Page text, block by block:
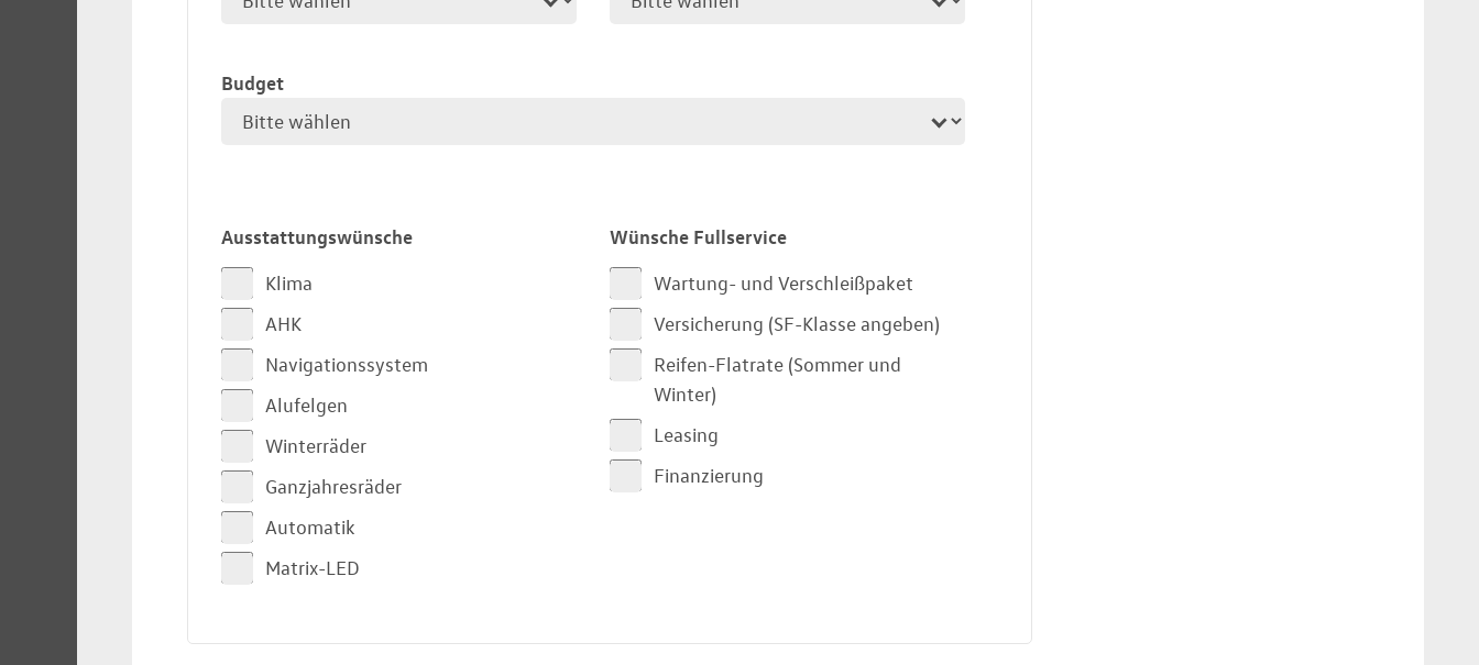
Budget
Ausstattungswünsche
Klima
AHK
Navigationssystem
Alufelgen
Winterräder
Ganzjahresräder
Automatik
Matrix-LED
Wünsche Fullservice
Wartung- und Verschleißpaket
Versicherung (SF-Klasse angeben)
Reifen-Flatrate (Sommer und
Winter)
Leasing
Finanzierung